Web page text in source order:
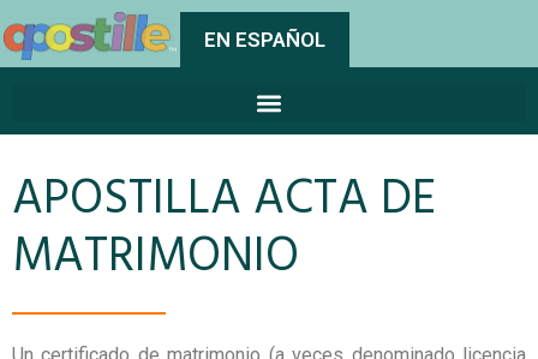
EN ESPAÑOL
APOSTILLA ACTA DE
MATRIMONIO